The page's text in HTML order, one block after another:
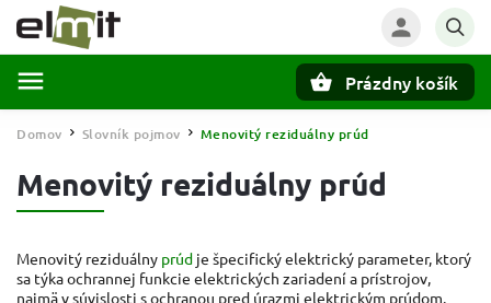
Prázdny košík
Domov / Slovník pojmov / Menovitý reziduálny prúd
Menovitý reziduálny prúd
Menovitý reziduálny prúd je špecifický elektrický parameter, ktorý
sa týka ochrannej funkcie elektrických zariadení a prístrojov,
najmä v súvislosti s ochranou pred úrazmi elektrickým prúdom.